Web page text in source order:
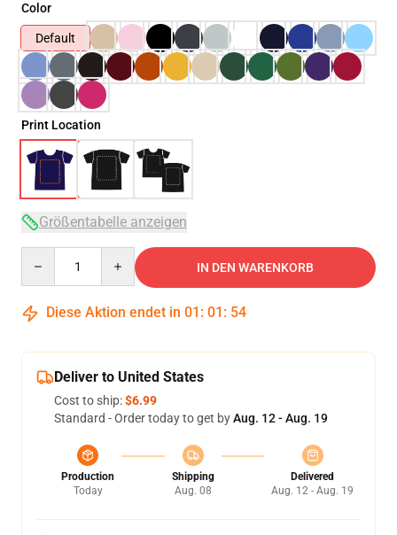
Color
Default
Print Location
Größentabelle anzeigen
IN DEN WARENKORB
Diese Aktion endet in 01 : 01 : 54
Deliver to United States
Cost to ship:$6.99
Standard - Order today to get byAug. 12 - Aug. 19
Production
Today
Shipping
Aug. 08
Delivered
Aug. 12 - Aug. 19